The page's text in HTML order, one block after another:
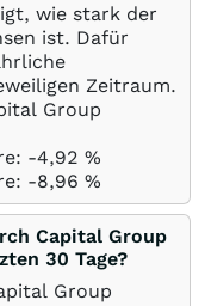
wie stark der
ist. Dafür
Zeitraum.
Group
-4,92 %
-8,96 %
Capital Group
30 Tage?
Group